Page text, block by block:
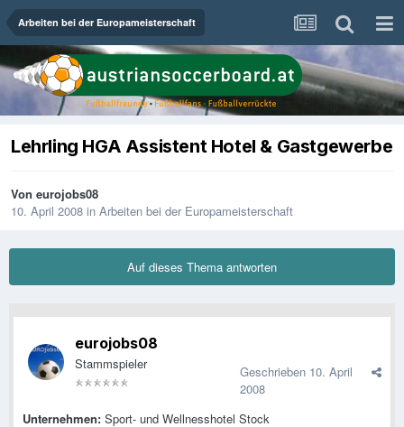
Arbeiten bei der Europameisterschaft
Lehrling HGA Assistent Hotel & Gastgewerbe
Von eurojobs08
10. April 2008 in Arbeiten bei der Europameisterschaft
Auf dieses Thema antworten
eurojobs08
Stammspieler Geschrieben 10. April
2008
Unternehmen: Sport- und Wellnesshotel Stock